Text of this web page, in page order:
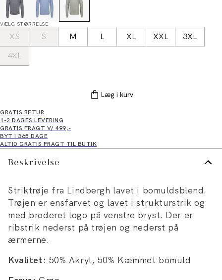
VÆLG STØRRELSE
XS S M L XL XXL
3XL
4XL
Læg i kurv
GRATIS RETUR
1-2 DAGES LEVERING
GRATIS FRAGT V/ 499,-
BYT I 365 DAGE
ALTID GRATIS FRAGT TIL BUTIK
Beskrivelse
Striktrøje fra Lindbergh lavet i bomuldsblend.
Trøjen er ensfarvet og lavet i strukturstrik og
med broderet logo på venstre bryst. Der er
ribstrik nederst på trøjen og nederst på
ærmerne.
Kvalitet: 50% Akryl, 50% Kæmmet bomuld